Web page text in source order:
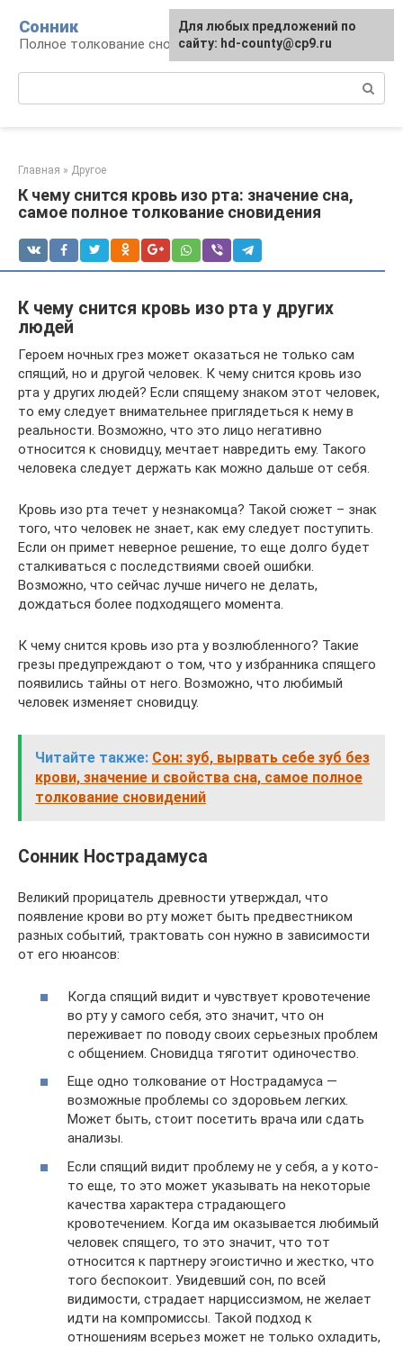
контенту
Сонник
Полное толкование снов
Главная » Другое
К чему снится кровь изо рта: значение сна,
самое полное толкование сновидения
К чему снится кровь изо рта у других
людей
Героем ночных грез может оказаться не только сам
спящий, но и другой человек. К чему снится кровь изо
рта у других людей? Если спящему знаком этот человек,
то ему следует внимательнее приглядеться к нему в
реальности. Возможно, что это лицо негативно
относится к сновидцу, мечтает навредить ему. Такого
человека следует держать как можно дальше от себя.
Кровь изо рта течет у незнакомца? Такой сюжет – знак
того, что человек не знает, как ему следует поступить.
Если он примет неверное решение, то еще долго будет
сталкиваться с последствиями своей ошибки.
Возможно, что сейчас лучше ничего не делать,
дождаться более подходящего момента.
К чему снится кровь изо рта у возлюбленного? Такие
грезы предупреждают о том, что у избранника спящего
появились тайны от него. Возможно, что любимый
человек изменяет сновидцу.
Читайте также: Сон: зуб, вырвать себе зуб без
крови, значение и свойства сна, самое полное
толкование сновидений
Сонник Нострадамуса
Великий прорицатель древности утверждал, что
появление крови во рту может быть предвестником
разных событий, трактовать сон нужно в зависимости
от его нюансов:
Когда спящий видит и чувствует кровотечение
во рту у самого себя, это значит, что он
переживает по поводу своих серьезных проблем
с общением. Сновидца тяготит одиночество.
Еще одно толкование от Нострадамуса —
возможные проблемы со здоровьем легких.
Может быть, стоит посетить врача или сдать
анализы.
Если спящий видит проблему не у себя, а у кото-
то еще, то это может указывать на некоторые
качества характера страдающего
кровотечением. Когда им оказывается любимый
человек спящего, то это значит, что тот
относится к партнеру эгоистично и жестко, что
того беспокоит. Увидевший сон, по всей
видимости, страдает нарциссизмом, не желает
идти на компромиссы. Такой подход к
отношениям всерьез может не только охладить,
Для любых предложений по
сайту: hd-county@cp9.ru